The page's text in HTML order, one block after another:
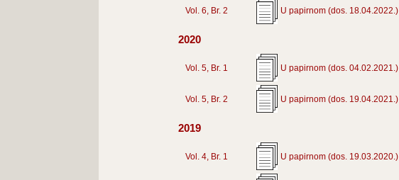
Vol. 6, Br. 2 U papirnom (dos. 18.04.2022.)
2020
Vol. 5, Br. 1 U papirnom (dos. 04.02.2021.)
Vol. 5, Br. 2 U papirnom (dos. 19.04.2021.)
2019
Vol. 4, Br. 1 U papirnom (dos. 19.03.2020.)